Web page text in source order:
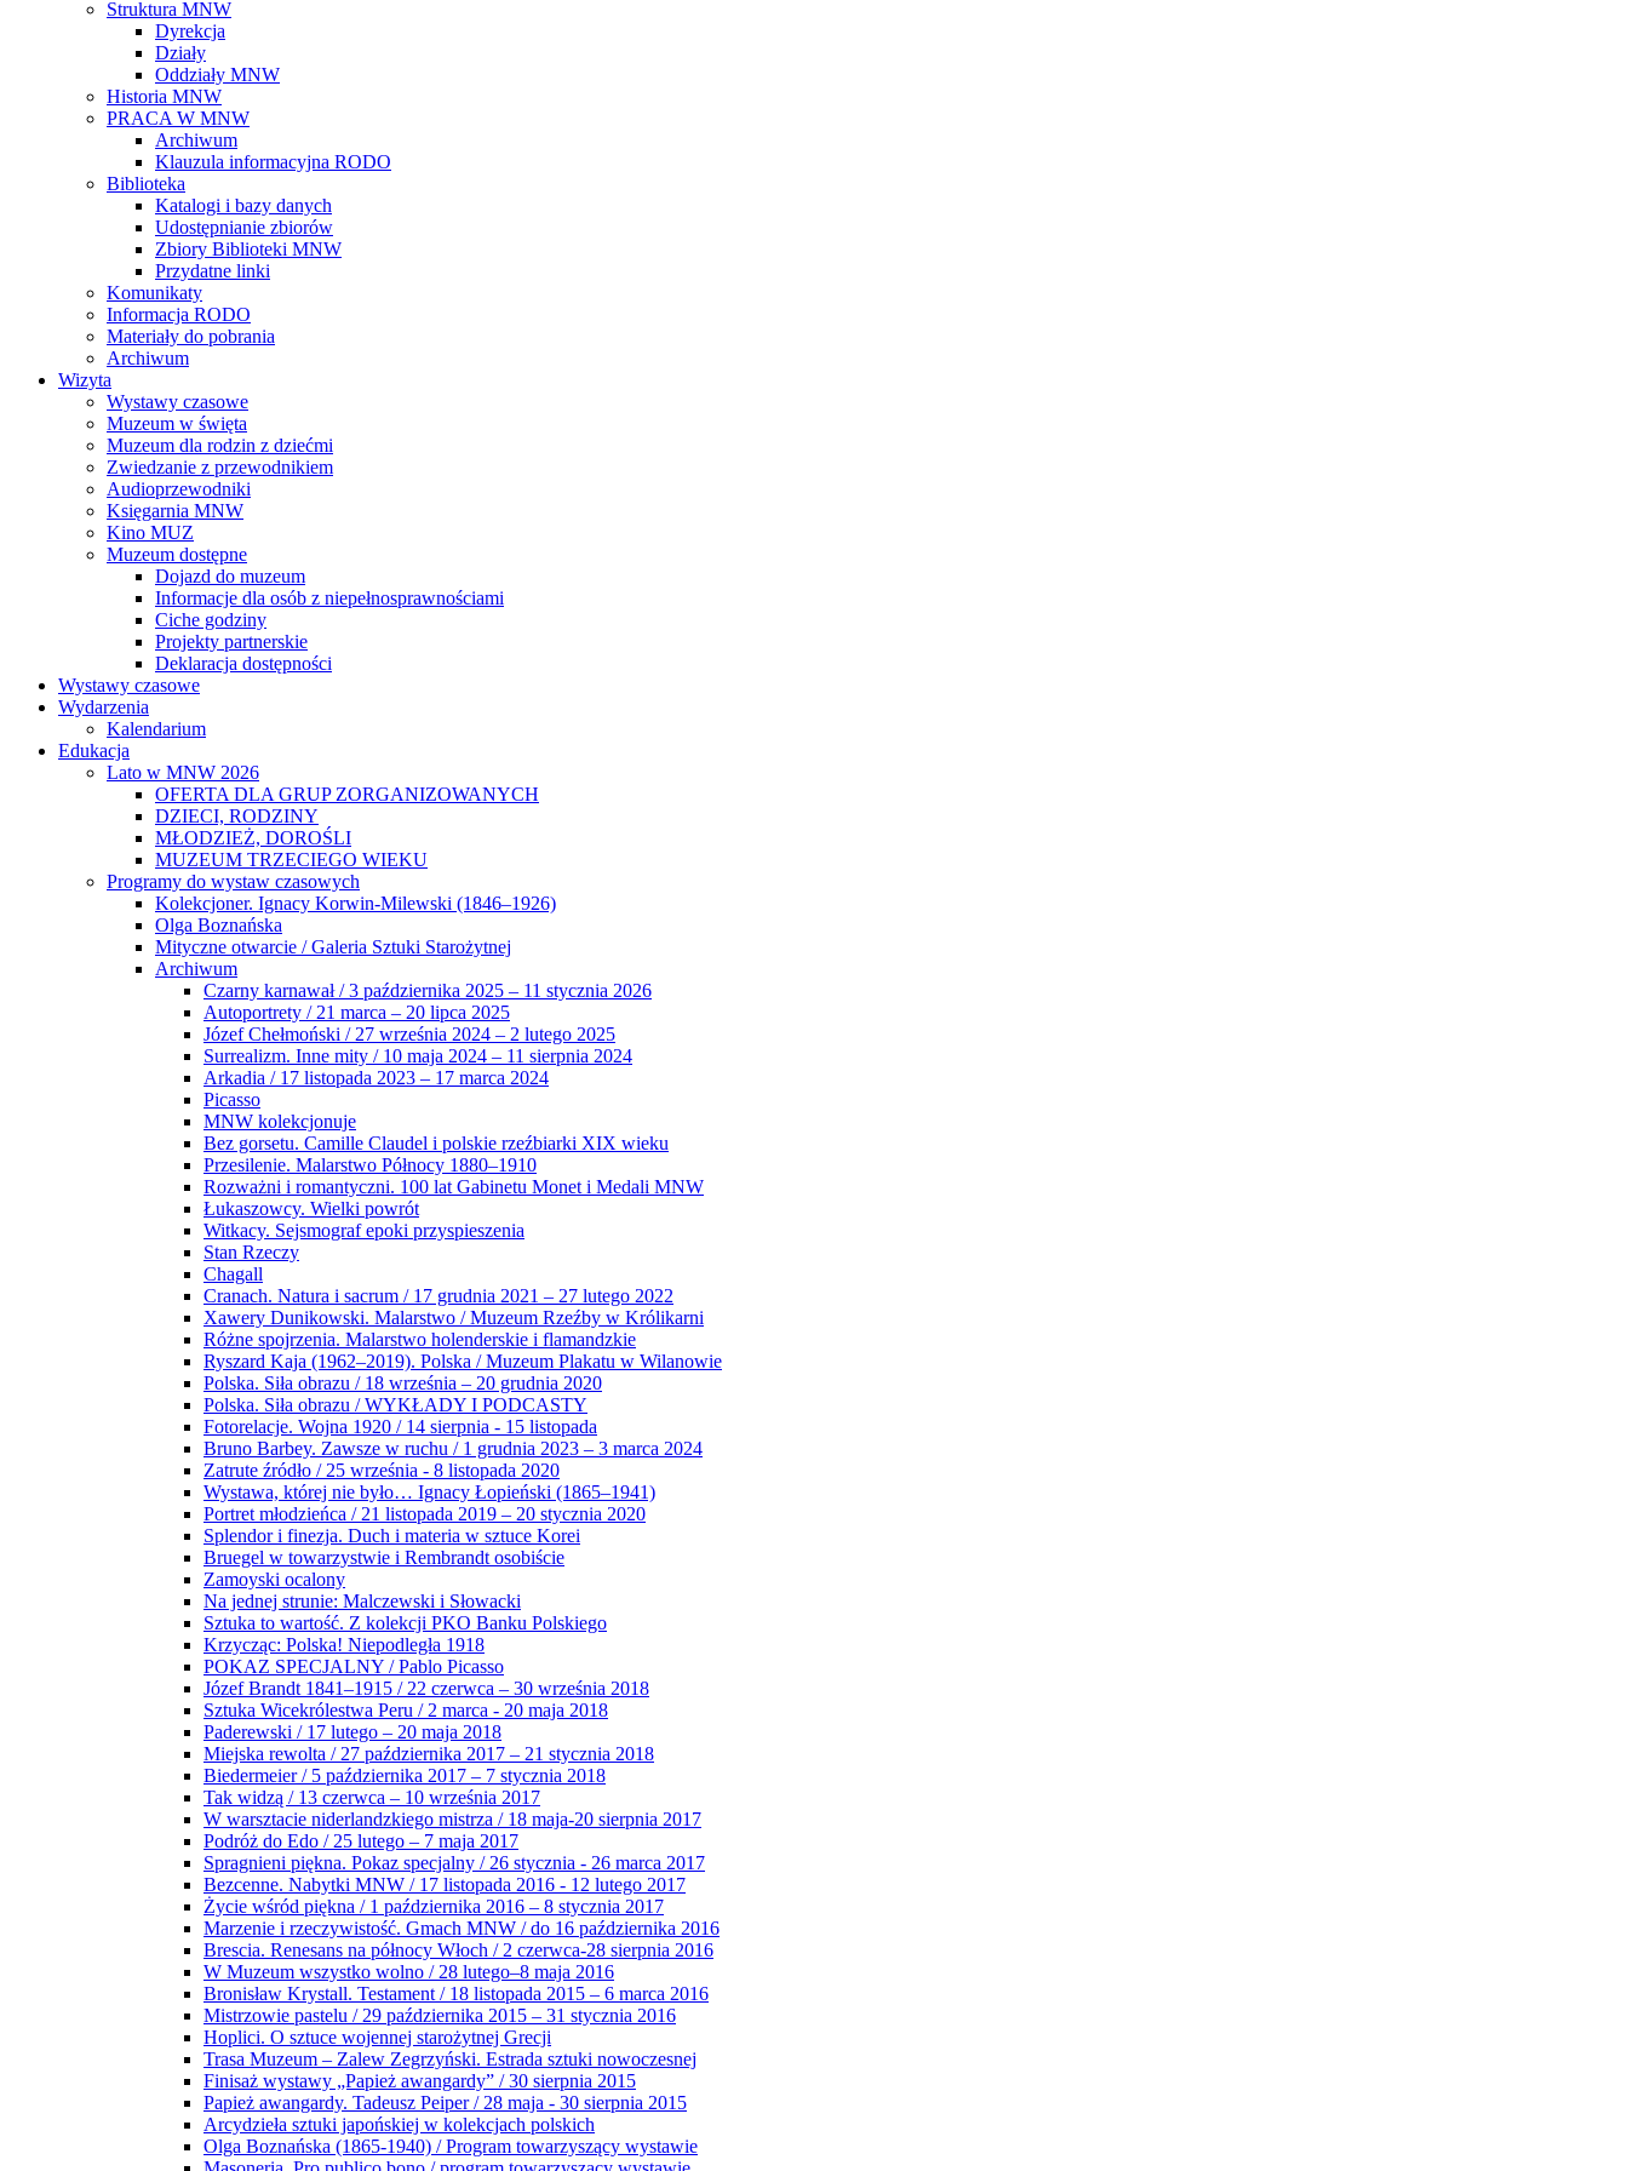
Struktura MNW
Dyrekcja
Działy
Oddziały MNW
Historia MNW
PRACA W MNW
Archiwum
Klauzula informacyjna RODO
Biblioteka
Katalogi i bazy danych
Udostępnianie zbiorów
Zbiory Biblioteki MNW
Przydatne linki
Komunikaty
Informacja RODO
Materiały do pobrania
Archiwum
Wizyta
Wystawy czasowe
Muzeum w święta
Muzeum dla rodzin z dziećmi
Zwiedzanie z przewodnikiem
Audioprzewodniki
Księgarnia MNW
Kino MUZ
Muzeum dostępne
Dojazd do muzeum
Informacje dla osób z niepełnosprawnościami
Ciche godziny
Projekty partnerskie
Deklaracja dostępności
Wystawy czasowe
Wydarzenia
Kalendarium
Edukacja
Lato w MNW 2026
OFERTA DLA GRUP ZORGANIZOWANYCH
DZIECI, RODZINY
MŁODZIEŻ, DOROŚLI
MUZEUM TRZECIEGO WIEKU
Programy do wystaw czasowych
Kolekcjoner. Ignacy Korwin-Milewski (1846–1926)
Olga Boznańska
Mityczne otwarcie / Galeria Sztuki Starożytnej
Archiwum
Czarny karnawał / 3 października 2025 – 11 stycznia 2026
Autoportrety / 21 marca – 20 lipca 2025
Józef Chełmoński / 27 września 2024 – 2 lutego 2025
Surrealizm. Inne mity / 10 maja 2024 – 11 sierpnia 2024
Arkadia / 17 listopada 2023 – 17 marca 2024
Picasso
MNW kolekcjonuje
Bez gorsetu. Camille Claudel i polskie rzeźbiarki XIX wieku
Przesilenie. Malarstwo Północy 1880–1910
Rozważni i romantyczni. 100 lat Gabinetu Monet i Medali MNW
Łukaszowcy. Wielki powrót
Witkacy. Sejsmograf epoki przyspieszenia
Stan Rzeczy
Chagall
Cranach. Natura i sacrum / 17 grudnia 2021 – 27 lutego 2022
Xawery Dunikowski. Malarstwo / Muzeum Rzeźby w Królikarni
Różne spojrzenia. Malarstwo holenderskie i flamandzkie
Ryszard Kaja (1962–2019). Polska / Muzeum Plakatu w Wilanowie
Polska. Siła obrazu / 18 września – 20 grudnia 2020
Polska. Siła obrazu / WYKŁADY I PODCASTY
Fotorelacje. Wojna 1920 / 14 sierpnia - 15 listopada
Bruno Barbey. Zawsze w ruchu / 1 grudnia 2023 – 3 marca 2024
Zatrute źródło / 25 września - 8 listopada 2020
Wystawa, której nie było… Ignacy Łopieński (1865–1941)
Portret młodzieńca / 21 listopada 2019 – 20 stycznia 2020
Splendor i finezja. Duch i materia w sztuce Korei
Bruegel w towarzystwie i Rembrandt osobiście
Zamoyski ocalony
Na jednej strunie: Malczewski i Słowacki
Sztuka to wartość. Z kolekcji PKO Banku Polskiego
Krzycząc: Polska! Niepodległa 1918
POKAZ SPECJALNY / Pablo Picasso
Józef Brandt 1841–1915 / 22 czerwca – 30 września 2018
Sztuka Wicekrólestwa Peru / 2 marca - 20 maja 2018
Paderewski / 17 lutego – 20 maja 2018
Miejska rewolta / 27 października 2017 – 21 stycznia 2018
Biedermeier / 5 października 2017 – 7 stycznia 2018
Tak widzą / 13 czerwca – 10 września 2017
W warsztacie niderlandzkiego mistrza / 18 maja-20 sierpnia 2017
Podróż do Edo / 25 lutego – 7 maja 2017
Spragnieni piękna. Pokaz specjalny / 26 stycznia - 26 marca 2017
Bezcenne. Nabytki MNW / 17 listopada 2016 - 12 lutego 2017
Życie wśród piękna / 1 października 2016 – 8 stycznia 2017
Marzenie i rzeczywistość. Gmach MNW / do 16 października 2016
Brescia. Renesans na północy Włoch / 2 czerwca-28 sierpnia 2016
W Muzeum wszystko wolno / 28 lutego–8 maja 2016
Bronisław Krystall. Testament / 18 listopada 2015 – 6 marca 2016
Mistrzowie pastelu / 29 października 2015 – 31 stycznia 2016
Hoplici. O sztuce wojennej starożytnej Grecji
Trasa Muzeum – Zalew Zegrzyński. Estrada sztuki nowoczesnej
Finisaż wystawy „Papież awangardy” / 30 sierpnia 2015
Papież awangardy. Tadeusz Peiper / 28 maja - 30 sierpnia 2015
Arcydzieła sztuki japońskiej w kolekcjach polskich
Olga Boznańska (1865-1940) / Program towarzyszący wystawie